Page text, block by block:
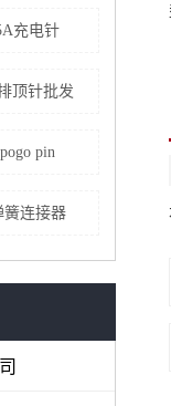
充电针
顶针批发
pogo pin
簧连接器